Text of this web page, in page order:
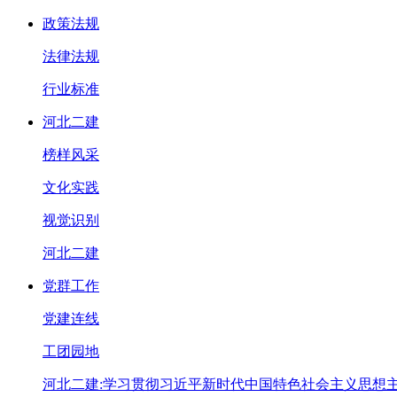
政策法规
法律法规
行业标准
河北二建
榜样风采
文化实践
视觉识别
河北二建
党群工作
党建连线
工团园地
河北二建:学习贯彻习近平新时代中国特色社会主义思想